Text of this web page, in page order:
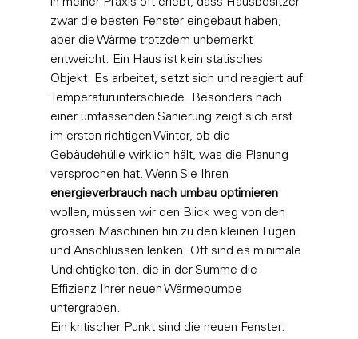
zwar die besten Fenster eingebaut haben,
aber die Wärme trotzdem unbemerkt
entweicht. Ein Haus ist kein statisches
Objekt. Es arbeitet, setzt sich und reagiert auf
Temperaturunterschiede. Besonders nach
einer umfassenden Sanierung zeigt sich erst
im ersten richtigen Winter, ob die
Gebäudehülle wirklich hält, was die Planung
versprochen hat. Wenn Sie Ihren
energieverbrauch nach umbau optimieren
wollen, müssen wir den Blick weg von den
grossen Maschinen hin zu den kleinen Fugen
und Anschlüssen lenken. Oft sind es minimale
Undichtigkeiten, die in der Summe die
Effizienz Ihrer neuen Wärmepumpe
untergraben.
Ein kritischer Punkt sind die neuen Fenster.